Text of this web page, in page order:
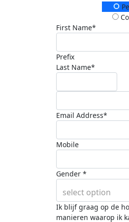
Donation
First Name*
Prefix
Last Name*
Email Address*
Mobile
Gender *
select option
Ik blijf graag op de
manieren waarop ik